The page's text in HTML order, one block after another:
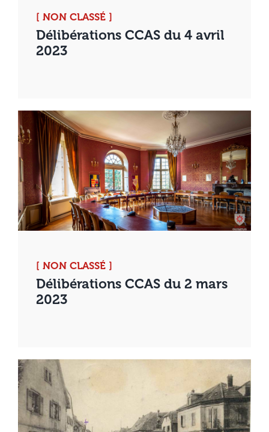
[ NON CLASSÉ ]
Délibérations CCAS du 4 avril
2023
[ NON CLASSÉ ]
Délibérations CCAS du 2 mars
2023